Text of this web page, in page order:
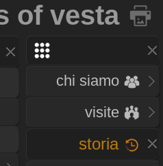
of vesta
chi siamo
visite
storia